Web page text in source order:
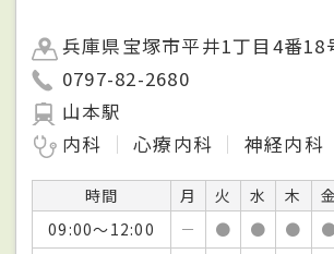
兵庫県宝塚市平井1丁目4番18
0797-82-2680
山本駅
内科
心療内科 神経内科
時間 月 火 水 木 金
09:00～12:00
－ ● ● ●